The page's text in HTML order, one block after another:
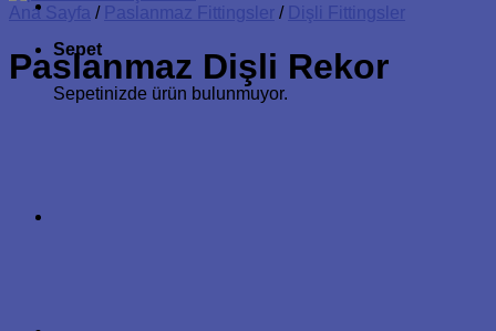
Sepet
Sepetinizde ürün bulunmuyor.
Ana Sayfa / Paslanmaz Fittingsler / Dişli Fittingsler
Paslanmaz Dişli Rekor